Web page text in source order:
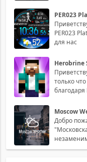
PER023
PER023
для нас
Herobrine
только
Moscow
Добро